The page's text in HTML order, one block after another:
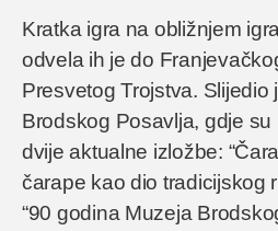
Kratka igra na obližnjem
odvela ih je do
Presvetog Trojstva. Slijedio
Brodskog Posavlja, gdje su
dvije aktualne izložbe:
čarape kao dio tradicijskog
“90 godina Muzeja